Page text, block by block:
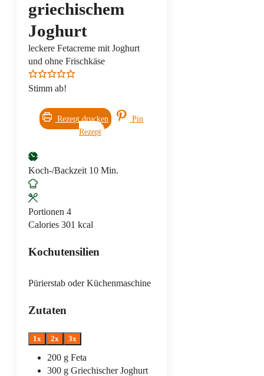
griechischem
Joghurt
leckere Fetacreme mit Joghurt
und ohne Frischkäse
Stimm ab!
Rezept drucken
Pin
Rezept
Koch-/Backzeit 10Minuten
Min.
Portionen 4
Calories 301 kcal
Kochutensilien
Pürierstab oder Küchenmaschine
Zutaten
1x 2x 3x
200 g Feta
300 g Griechischer Joghurt